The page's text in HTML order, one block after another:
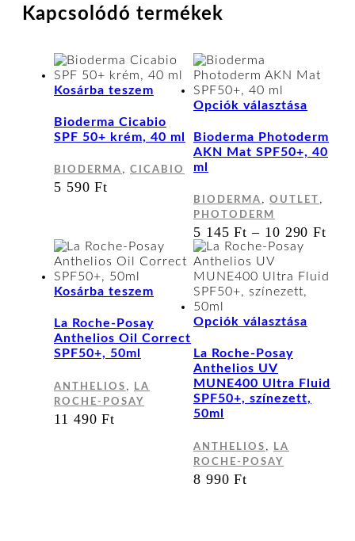
Kapcsolódó termékek
Kosárba teszem
Bioderma Cicabio
SPF 50+ krém, 40 ml
BIODERMA , CICABIO
5 590Ft
Opciók választása
több
A
a
ki
Bioderma Photoderm
AKN Mat SPF50+, 40
ml
BIODERMA , OUTLET ,
PHOTODERM
5 145Ft – 10 290Ft
-
Kosárba teszem
La Roche-Posay
Anthelios Oil Correct
SPF50+, 50ml
ANTHELIOS ,
LA
ROCHE-POSAY
11 490Ft
Opciók választása
La Roche-Posay
Anthelios UV
MUNE400 Ultra Fluid
SPF50+, színezett,
50ml
ANTHELIOS ,
LA
ROCHE-POSAY
8 990Ft